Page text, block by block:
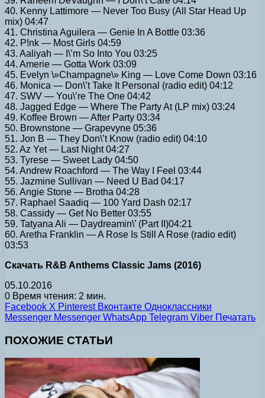
40. Kenny Lattimore — Never Too Busy (All Star Head Up
mix) 04:47
41. Christina Aguilera — Genie In A Bottle 03:36
42. P!nk — Most Girls 04:59
43. Aaliyah — I\’m So Into You 03:25
44. Amerie — Gotta Work 03:09
45. Evelyn \»Champagne\» King — Love Come Down 03:16
46. Monica — Don\’t Take It Personal (radio edit) 04:12
47. SWV — You\’re The One 04:42
48. Jagged Edge — Where The Party At (LP mix) 03:24
49. Koffee Brown — After Party 03:34
50. Brownstone — Grapevyne 05:36
51. Jon B — They Don\’t Know (radio edit) 04:10
52. Az Yet — Last Night 04:27
53. Tyrese — Sweet Lady 04:50
54. Andrew Roachford — The Way I Feel 03:44
55. Jazmine Sullivan — Need U Bad 04:17
56. Angie Stone — Brotha 04:28
57. Raphael Saadiq — 100 Yard Dash 02:17
58. Cassidy — Get No Better 03:55
59. Tatyana Ali — Daydreamin\’ (Part II)04:21
60. Aretha Franklin — A Rose Is Still A Rose (radio edit)
03:53
Скачать R&B Anthems Classic Jams (2016)
05.10.2016
0 Время чтения: 2 мин.
Facebook X Pinterest Вконтакте Одноклассники
Messenger Messenger WhatsApp Telegram Viber Печатать
ПОХОЖИЕ СТАТЬИ